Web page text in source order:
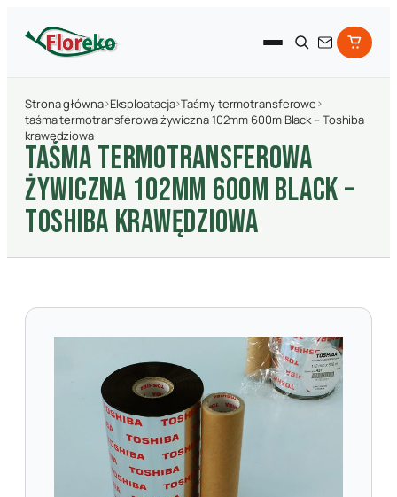
Strona główna›Eksploatacja›Taśmy termotransferowe›
taśma termotransferowa żywiczna 102mm 600m Black – Toshiba
krawędziowa
TAśMA TERMOTRANSFEROWA
żYWICZNA 102MM 600M BLACK –
TOSHIBA KRAWęDZIOWA